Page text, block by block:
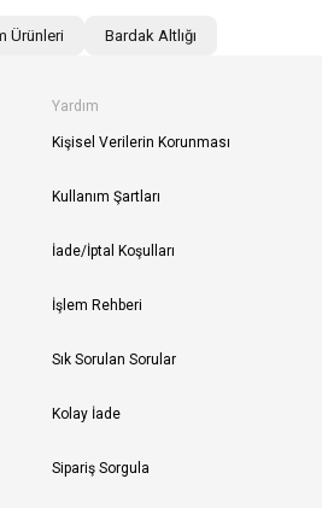
Ürünleri Bardak Altlığı
Yardım
Kişisel Verilerin Korunması
Kullanım Şartları
İade/İptal Koşulları
İşlem Rehberi
Sık Sorulan Sorular
Kolay İade
Sipariş Sorgula